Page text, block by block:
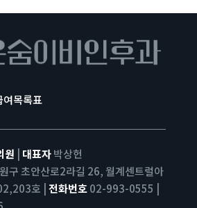
여목록표
원 대표자박상헌
구 초안산로2라길 26, 월계센트럴아
호 | 전화번호02-993-0555 |